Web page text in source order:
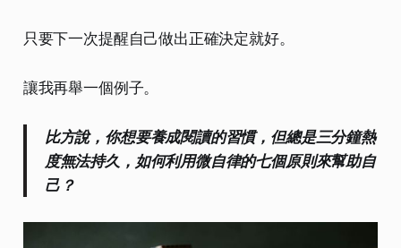
只要下一次提醒自己做出正確決定就好。
讓我再舉一個例子。
比方說，你想要養成閱讀的習慣，但總是三分鐘熱
度無法持久，如何利用微自律的七個原則來幫助自
己？